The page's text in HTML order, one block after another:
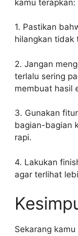
kamu terapkan:
1. Pastikan
hilangkan tidak
2. Jangan
terlalu sering
membuat hasil
3. Gunakan
bagian-bagian
rapi.
4. Lakukan
agar terlihat
Sekarang